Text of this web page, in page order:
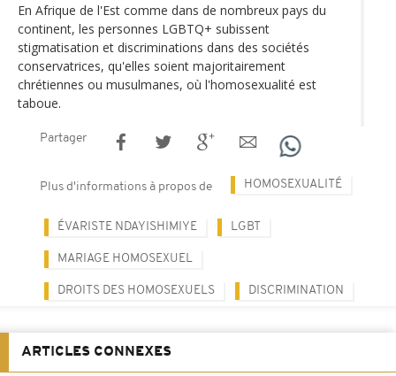
En Afrique de l'Est comme dans de nombreux pays du
continent, les personnes LGBTQ+ subissent
stigmatisation et discriminations dans des sociétés
conservatrices, qu'elles soient majoritairement
chrétiennes ou musulmanes, où l'homosexualité est
taboue.
Partager
Plus d'informations à propos de HOMOSEXUALITÉ
ÉVARISTE NDAYISHIMIYE LGBT
MARIAGE HOMOSEXUEL
DROITS DES HOMOSEXUELS DISCRIMINATION
ARTICLES CONNEXES